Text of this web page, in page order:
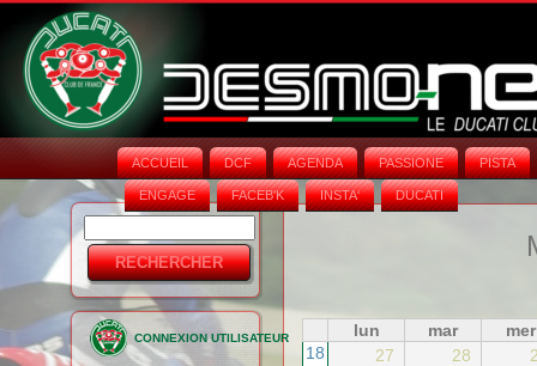
ACCUEIL DCF AGENDA PASSIONE PISTA
ENGAGE FACEB'K INSTA‘ DUCATI
Formulaire
de
recherche
CONNEXION UTILISATEUR lun mar
mer
18
27 28